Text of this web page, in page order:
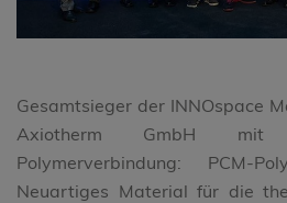
Gesamtsieger der INNOspace
Axiotherm GmbH mit
Polymerverbindung: PCM-
Neuartiges Material für die